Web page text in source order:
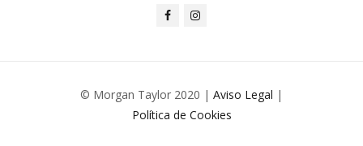
© Morgan Taylor 2020 | Aviso Legal |
Política de Cookies